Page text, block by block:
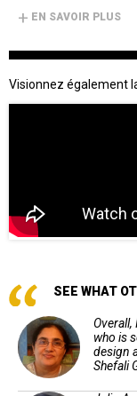
+ EN SAVOIR PLUS
Visionnez également
SEE WHAT
who is
design
Shefali